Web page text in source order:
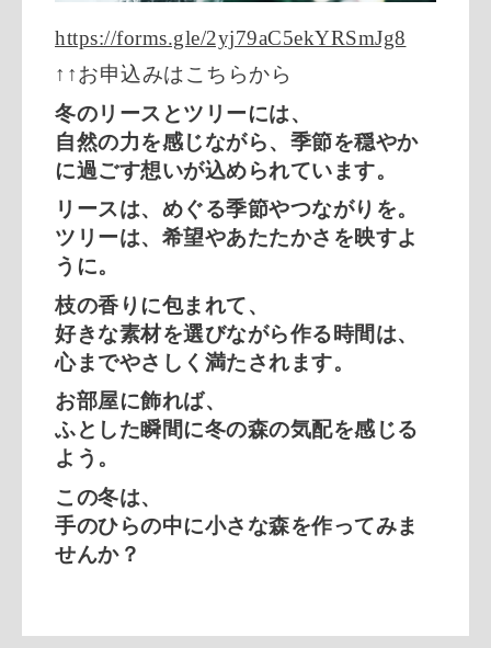
https://forms.gle/2yj79aC5ekYRSmJg8
↑↑お申込みはこちらから
冬のリースとツリーには、
自然の力を感じながら、季節を穏やか
に過ごす想いが込められています。
リースは、めぐる季節やつながりを。
ツリーは、希望やあたたかさを映すよ
うに。
枝の香りに包まれて、
好きな素材を選びながら作る時間は、
心までやさしく満たされます。
お部屋に飾れば、
ふとした瞬間に冬の森の気配を感じる
よう。
この冬は、
手のひらの中に小さな森を作ってみま
せんか？